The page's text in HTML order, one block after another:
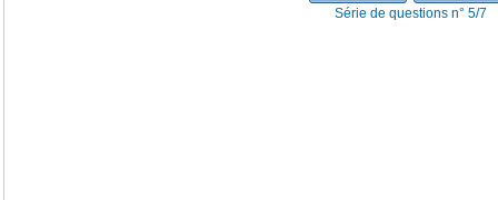
Série de questions n° 5/7